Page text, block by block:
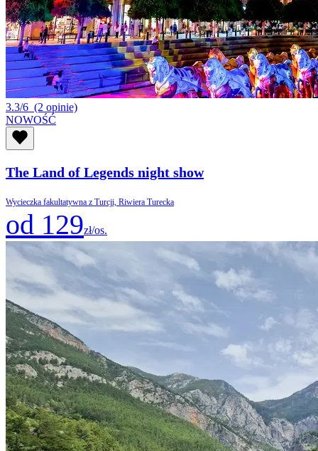
3.3/6 (2 opinie)
NOWOŚĆ
The Land of Legends night show
Wycieczka fakultatywna z Turcji, Riwiera Turecka
od 129zł/os.